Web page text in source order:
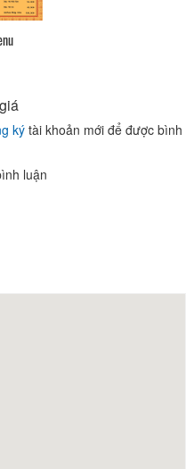
ký tài khoản mới để được bình
luận